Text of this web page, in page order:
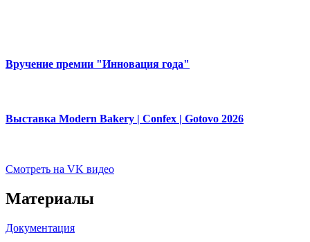
Вручение премии "Инновация года"
Выставка Modern Bakery | Confex | Gotovo 2026
Смотреть на VK видео
Материалы
Документация